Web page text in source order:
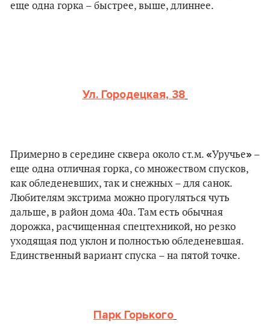
еще одна горка – быстрее, выше, длиннее.
Ул. Городецкая, 38
Примерно в середине сквера около ст.м. «Уручье» –
еще одна отличная горка, со множеством спусков,
как обледеневших, так и снежных – для санок.
Любителям экстрима можно прогуляться чуть
дальше, в район дома 40а. Там есть обычная
дорожка, расчищенная спецтехникой, но резко
уходящая под уклон и полностью обледеневшая.
Единственный вариант спуска – на пятой точке.
Парк Горького